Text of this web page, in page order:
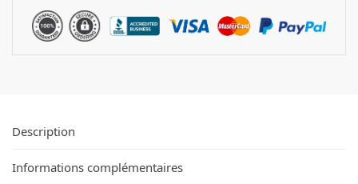
Description
Informations complémentaires